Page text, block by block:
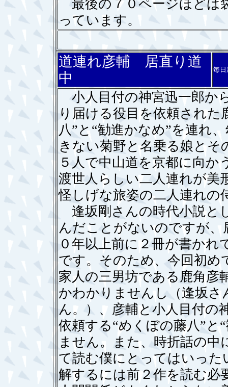
最後の７０ページほどは
っています。
道連れ彦輔 居直り道
中
毎
小人目付の神宮迅一郎か
り届ける役目を依頼された
八”と“勧進かなめ”を連れ
きない菊野と名乗る娘と
５人で中山道を京都に向か
渡世人らしい二人連れが美
怪しげな旅姿の二人連れの
逢坂剛さんの時代小説と
んだことがないのですが、
０年以上前に２冊が書か
です。そのため、今回初め
家人の三男坊である鹿角彦
かわかりませんし（逢坂
ん。）、彦輔と小人目付の
依頼する“めくぼの藤八”と
ません。また、時折話の
て読む僕にとってはいっ
解するには前２作を読む必